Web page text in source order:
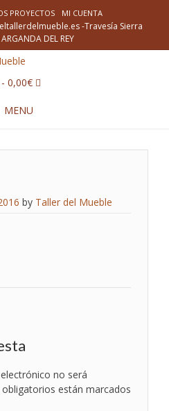
PROYECTOS MI CUENTA
-Travesía Sierra
DEL REY
- 0,00€
MENU
by Taller del Mueble
no será
están marcados